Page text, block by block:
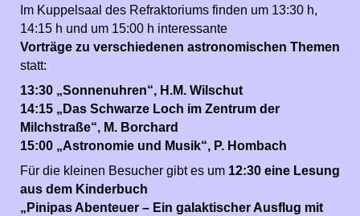
Im Kuppelsaal des Refraktoriums finden um 13:30 h,
14:15 h und um 15:00 h interessante
Vorträge zu verschiedenen astronomischen Themen
statt:
13:30 „Sonnenuhren“, H.M. Wilschut
14:15 „Das Schwarze Loch im Zentrum der
Milchstraße“, M. Borchard
15:00 „Astronomie und Musik“, P. Hombach
Für die kleinen Besucher gibt es um 12:30 eine Lesung
aus dem Kinderbuch
„Pinipas Abenteuer – Ein galaktischer Ausflug mit